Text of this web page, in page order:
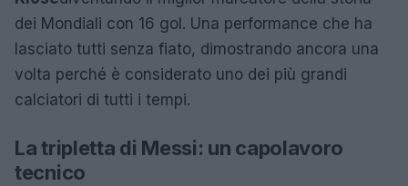
dei Mondiali con 16 gol. Una performance che ha
lasciato tutti senza fiato, dimostrando ancora una
volta perché è considerato uno dei più grandi
calciatori di tutti i tempi.
La tripletta di Messi: un capolavoro
tecnico